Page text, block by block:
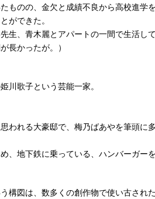
ものの、金欠と成績不良から高校進学
ができた。
生、青木麗とアパートの一間で生活して
長かったが。）
川歌子という芸能一家。
われる大豪邸で、梅乃ばあやを筆頭に
、地下鉄に乗っている、ハンバーガー
構図は、数多くの創作物で使い古され